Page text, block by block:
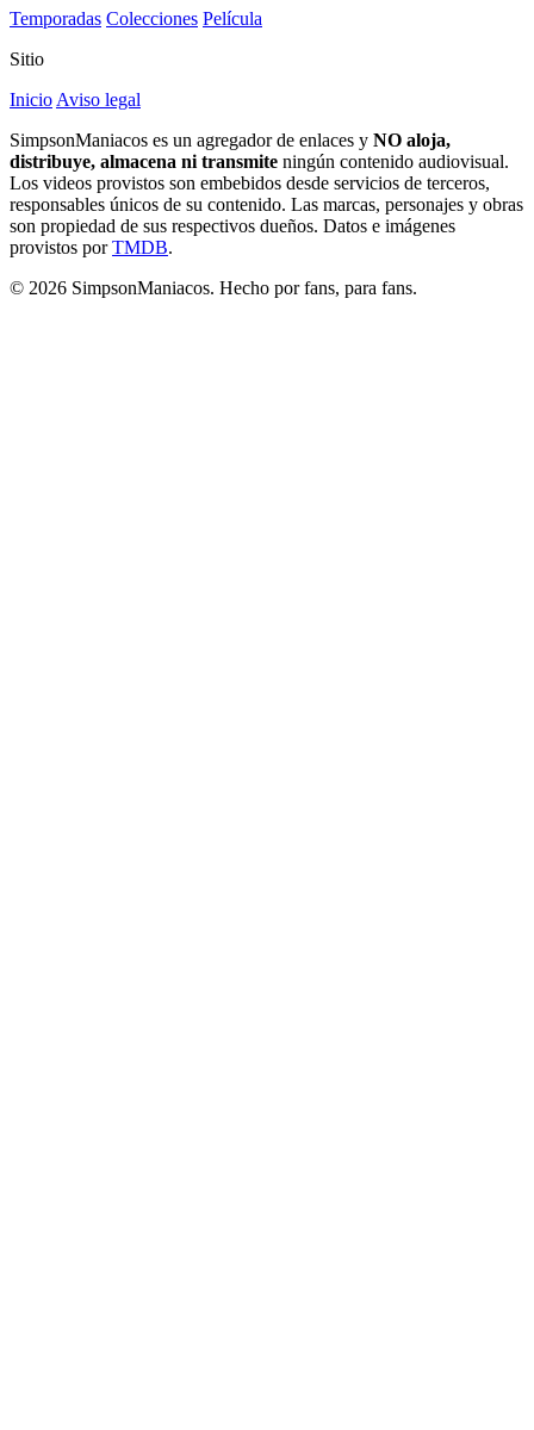
Temporadas Colecciones Película
Sitio
Inicio Aviso legal
SimpsonManiacos es un agregador de enlaces y NO aloja,
distribuye, almacena ni transmite ningún contenido audiovisual.
Los videos provistos son embebidos desde servicios de terceros,
responsables únicos de su contenido. Las marcas, personajes y obras
son propiedad de sus respectivos dueños. Datos e imágenes
provistos porTMDB.
© 2026 SimpsonManiacos. Hecho por fans, para fans.